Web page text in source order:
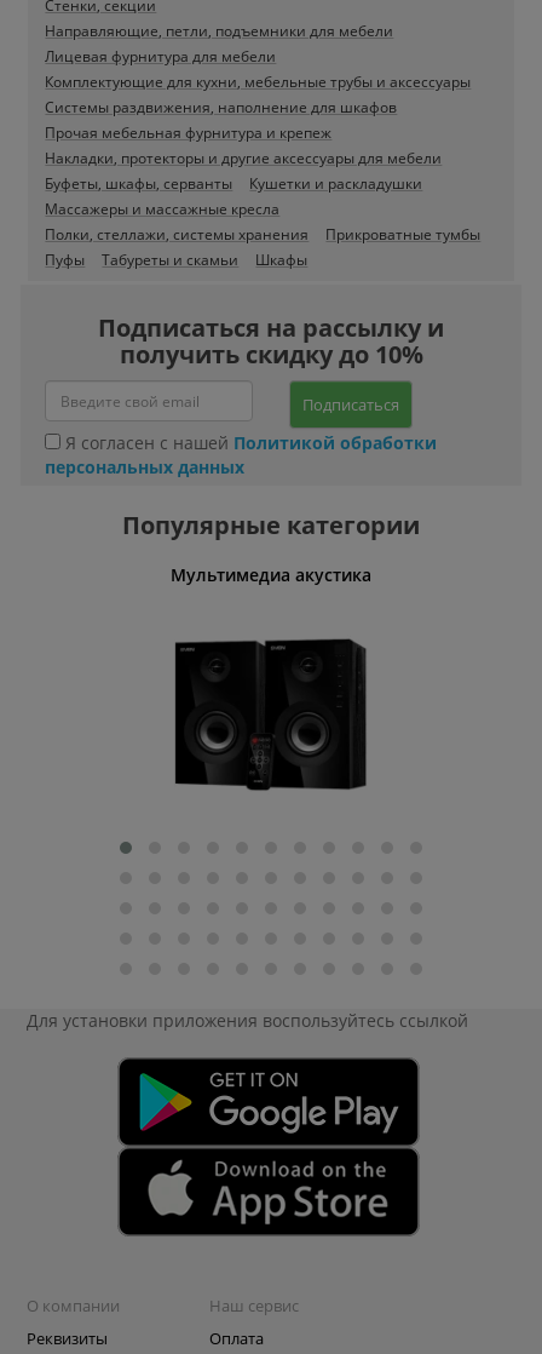
Стенки, секции
Направляющие, петли, подъемники для мебели
Лицевая фурнитура для мебели
Комплектующие для кухни, мебельные трубы и аксессуары
Системы раздвижения, наполнение для шкафов
Прочая мебельная фурнитура и крепеж
Накладки, протекторы и другие аксессуары для мебели
Буфеты, шкафы, серванты
Кушетки и раскладушки
Массажеры и массажные кресла
Полки, стеллажи, системы хранения
Прикроватные тумбы
Пуфы
Табуреты и скамьи Шкафы
Подписаться на рассылку и
получить скидку до 10%
Подписаться
Я согласен с нашей Политикой обработки
персональных данных
Популярные категории
Мультимедиа акустика
Для установки приложения воспользуйтесь ссылкой
О компании
Реквизиты
Наш сервис
Оплата